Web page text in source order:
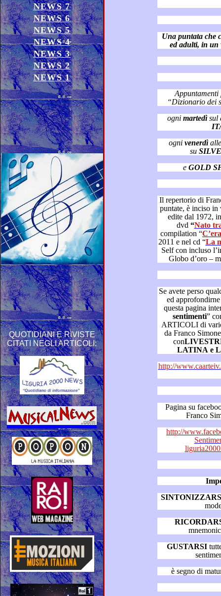
NEWS 7
NEWS 6
NEWS 5
NEWS 4
NEWS 3
NEWS 2
NEWS 1
QUOTIDIANI E RIVISTE
CITATI NEGLI ARTICOLI:
Una puntata che conquisterà
Appuntamenti
ogni martedì
ogni venerdì
su
eGOLD
Il repertorio di Franco Simone,
puntate, è inciso in varie pubblicazioni discografiche
edite dal 1972, in ultimo, nel suo cofanetto
dvd “
compilation “
2011 e nel cd “
Self
Se avete perso qualche
ed approfondirne la visione, tornate a consultare
sentimenti” con
ARTICOLI di varie testate giornalistiche scritti
da Franco Simone – in
con
http://www.caarteiv.it/dizionario
Pagina su facebook
http://
GUSTARSI tutte le puntate del